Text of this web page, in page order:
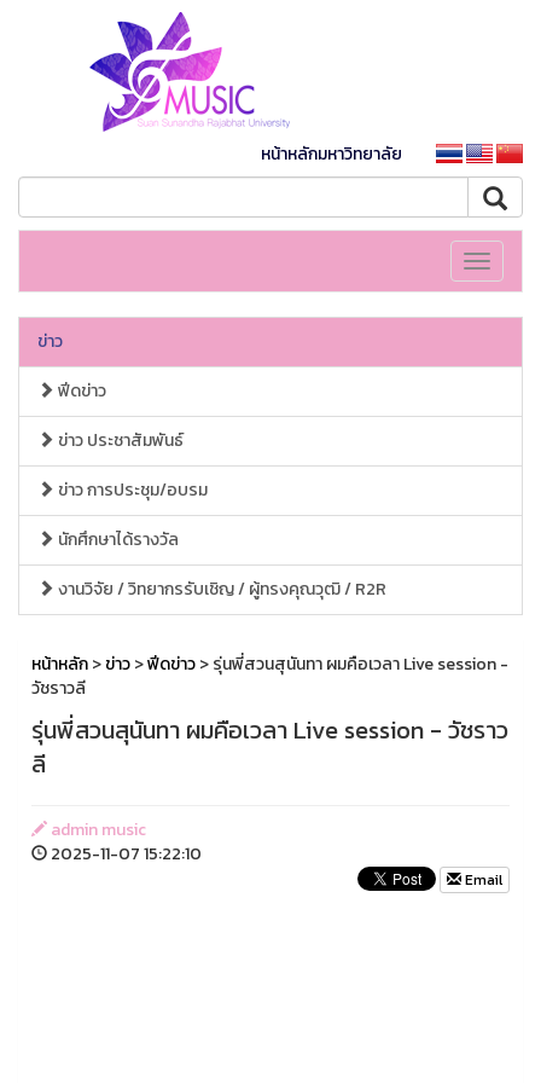
หน้าหลักมหาวิทยาลัย
Toggle
ข่าว
ฟีดข่าว
ข่าว ประชาสัมพันธ์
ข่าว การประชุม/อบรม
นักศึกษาได้รางวัล
งานวิจัย / วิทยากรรับเชิญ / ผู้ทรงคุณวุฒิ / R2R
หน้าหลัก>ข่าว>ฟีดข่าว> รุ่นพี่สวนสุนันทา ผมคือเวลา Live session -
วัชราวลี
รุ่นพี่สวนสุนันทา ผมคือเวลา Live session - วัชราว
ลี
admin music
2025-11-07 15:22:10
Email